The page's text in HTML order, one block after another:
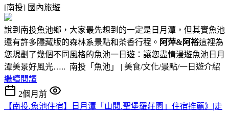
[南投] 國內旅遊
說到南投魚池鄉，大家最先想到的一定是日月潭，但其實魚池
還有許多隱藏版的森林系景點和茶香行程。 阿萍&阿裕這裡為
您規劃了幾個不同風格的魚池一日遊：讓您盡情漫遊魚池日月
潭美景好風光….. 南投「魚池」 | 美食/文化/景點/一日遊介紹
繼續閱讀
2個月前
【南投.魚池住宿】日月潭「山閱.聖堡羅莊園」住宿推薦》|走